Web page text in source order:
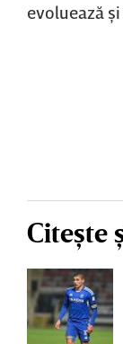
evoluează
Citește